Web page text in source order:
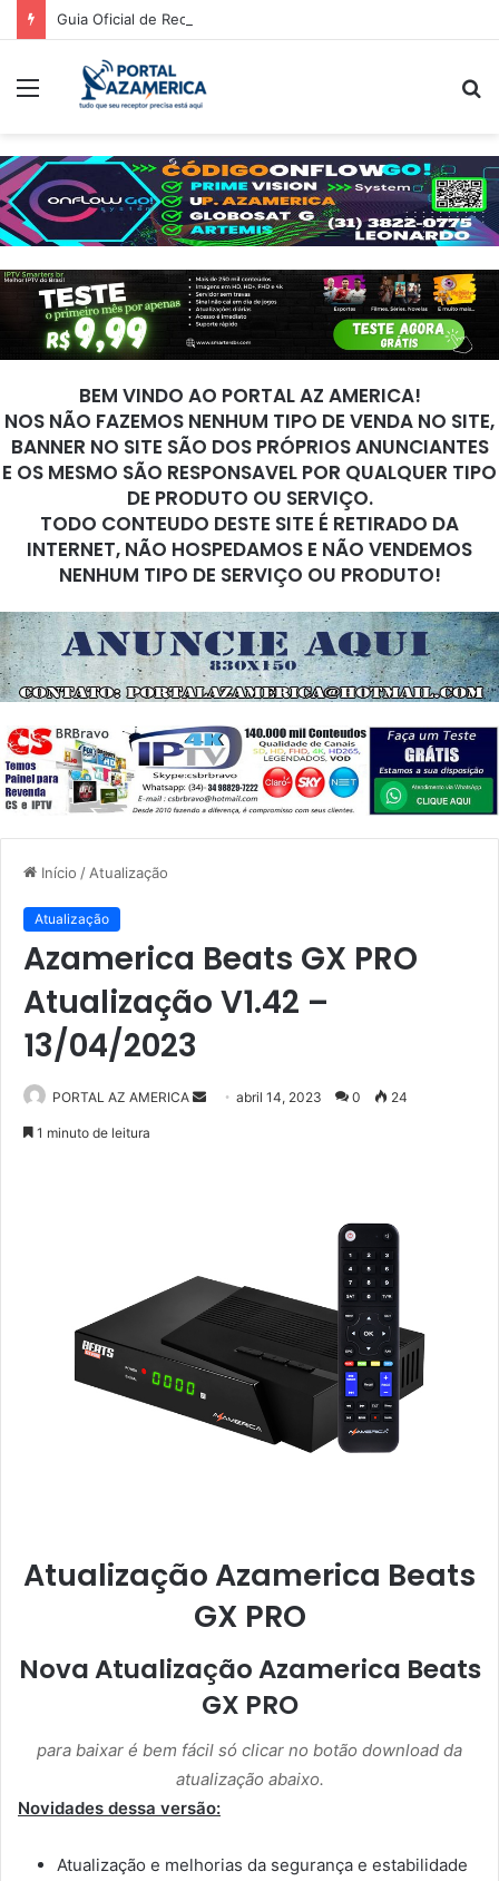
Guia Oficial de Recuperação do LED Vermelho
BEM VINDO AO PORTAL AZ AMERICA!
NOS NÃO FAZEMOS NENHUM TIPO DE VENDA NO SITE,
BANNER NO SITE SÃO DOS PRÓPRIOS ANUNCIANTES
E OS MESMO SÃO RESPONSAVEL POR QUALQUER TIPO
DE PRODUTO OU SERVIÇO.
TODO CONTEUDO DESTE SITE É RETIRADO DA
INTERNET, NÃO HOSPEDAMOS E NÃO VENDEMOS
NENHUM TIPO DE SERVIÇO OU PRODUTO!
Início / Atualização
Atualização
Azamerica Beats GX PRO
Atualização V1.42 –
13/04/2023
PORTAL AZ AMERICA
e
-
a
abril 14, 2023 0 24
1 minuto de leitura
Atualização Azamerica Beats
GX PRO
Nova Atualização Azamerica Beats
GX PRO
para baixar é bem fácil só clicar no botão download da
atualização abaixo.
Novidades dessa versão:
Atualização e melhorias da segurança e estabilidade